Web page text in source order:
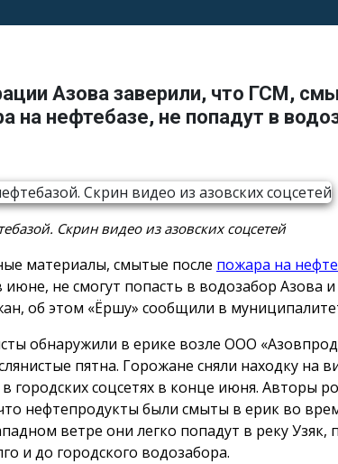
Азова заверили, что ГСМ,
на нефтебазе, не попадут в
Скрин видео из азовских соцсетей
материалы, смытые после пожара на
июне, не смогут попасть в водозабор Азова
об этом «Ёршу» сообщили в
обнаружили в ерике возле ООО
пятна. Горожане сняли находку на
городских соцсетях в конце июня. Авторы
нефтепродукты были смыты в ерик во
ветре они легко попадут в реку
и до городского водозабора.